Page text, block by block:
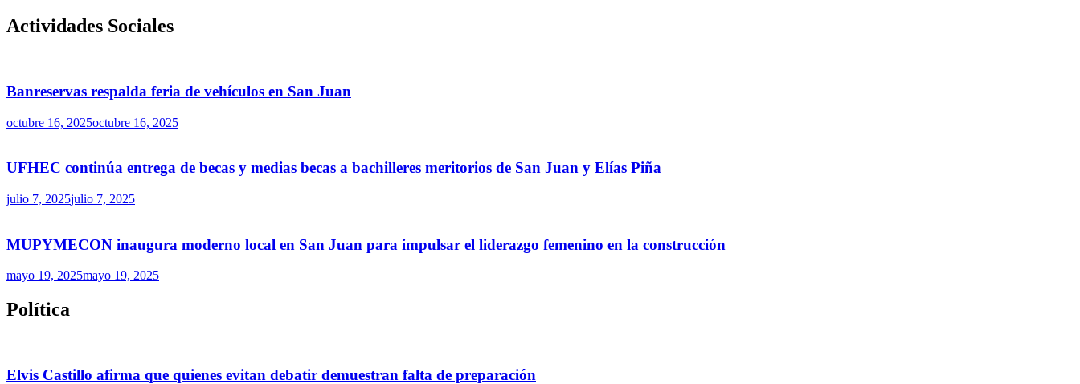
Actividades Sociales
Banreservas respalda feria de vehículos en San Juan
octubre 16, 2025octubre 16, 2025
UFHEC continúa entrega de becas y medias becas a bachilleres meritorios de San Juan y Elías Piña
julio 7, 2025julio 7, 2025
MUPYMECON inaugura moderno local en San Juan para impulsar el liderazgo femenino en la construcción
mayo 19, 2025mayo 19, 2025
Política
Elvis Castillo afirma que quienes evitan debatir demuestran falta de preparación